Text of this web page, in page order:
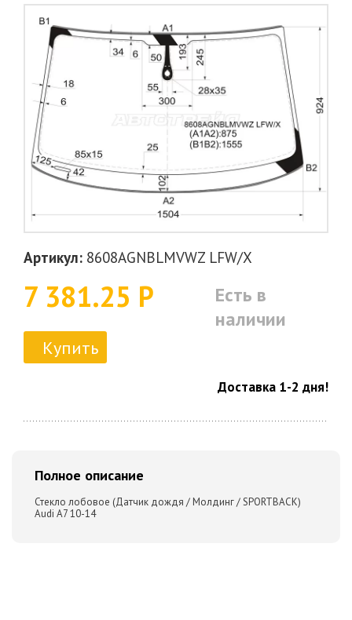
Артикул: 8608AGNBLMVWZ LFW/X
7 381.25 Р
Есть в
наличии
Купить
Доставка 1-2 дня!
Полное описание
Стекло лобовое (Датчик дождя / Молдинг / SPORTBACK)
Audi A7 10-14